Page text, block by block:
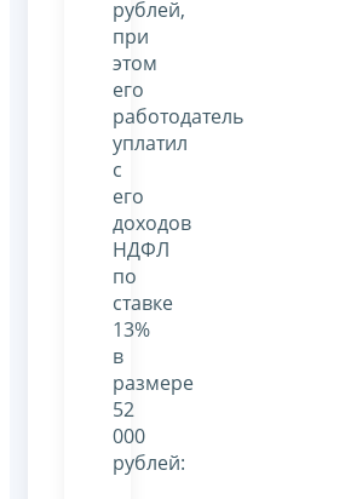
рублей,
при
этом
его
работодатель
уплатил
с
его
доходов
НДФЛ
по
ставке
13%
в
размере
52
000
рублей: